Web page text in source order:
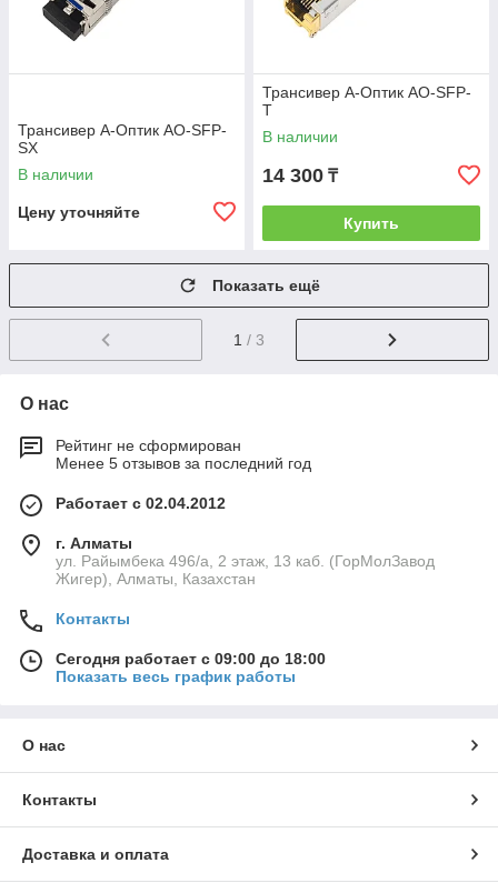
Трансивер А-Оптик AO-SFP-
SX
В наличии
Цену уточняйте
Трансивер А-Оптик AO-SFP-
T
В наличии
14 300 ₸
Купить
Показать ещё
1 / 3
О нас
Рейтинг не сформирован
Менее 5 отзывов за последний год
Работает с 02.04.2012
г. Алматы
ул. Райымбека 496/а, 2 этаж, 13 каб. (ГорМолЗавод
Жигер), Алматы, Казахстан
Контакты
Сегодня работает с 09:00 до 18:00
Показать весь график работы
О нас
Контакты
Доставка и оплата